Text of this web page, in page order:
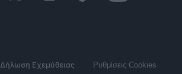
Δήλωση Εχεμύθειας Ρυθμίσεις Cookies